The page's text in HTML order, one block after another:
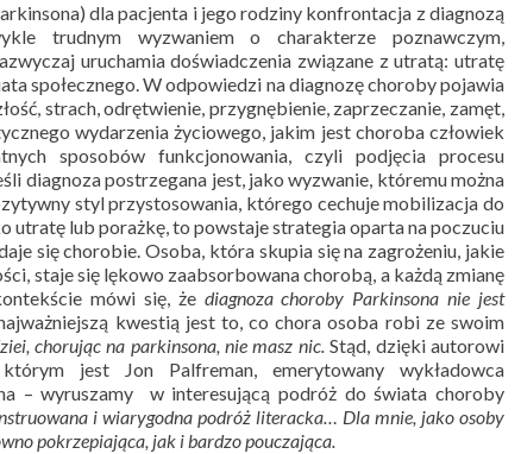
dla pacjenta i jego rodziny konfrontacja z diagnozą
trudnym wyzwaniem o charakterze poznawczym,
uruchamia doświadczenia związane z utratą: utratę
społecznego. W odpowiedzi na diagnozę choroby pojawia
strach, odrętwienie, przygnębienie, zaprzeczanie, zamęt,
wydarzenia życiowego, jakim jest choroba człowiek
sposobów funkcjonowania, czyli podjęcia procesu
diagnoza postrzegana jest, jako wyzwanie, któremu można
styl przystosowania, którego cechuje mobilizacja do
utratę lub porażkę, to powstaje strategia oparta na poczuciu
się chorobie. Osoba, która skupia się na zagrożeniu, jakie
staje się lękowo zaabsorbowana chorobą, a każdą zmianę
mówi się, że diagnoza choroby Parkinsona nie jest
kwestią jest to, co chora osoba robi ze swoim
chorując na parkinsona, nie masz nic.Stąd, dzięki autorowi
jest Jon Palfreman, emerytowany wykładowca
– wyruszamy w interesującą podróż do świata choroby
i wiarygodna podróż literacka… Dla mnie, jako osoby
pokrzepiająca, jak i bardzo pouczająca.